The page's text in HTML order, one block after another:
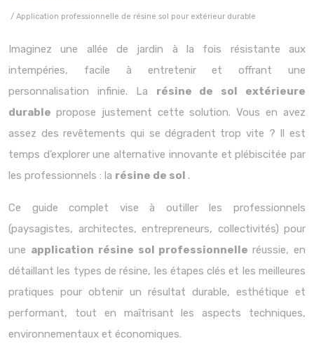
/ Application professionnelle de résine sol pour extérieur durable
Imaginez une allée de jardin à la fois résistante aux
intempéries, facile à entretenir et offrant une
personnalisation infinie. La résine de sol extérieure
durable propose justement cette solution. Vous en avez
assez des revêtements qui se dégradent trop vite ? Il est
temps d’explorer une alternative innovante et plébiscitée par
les professionnels : la résine de sol .
Ce guide complet vise à outiller les professionnels
(paysagistes, architectes, entrepreneurs, collectivités) pour
une application résine sol professionnelleréussie, en
détaillant les types de résine, les étapes clés et les meilleures
pratiques pour obtenir un résultat durable, esthétique et
performant, tout en maîtrisant les aspects techniques,
environnementaux et économiques.